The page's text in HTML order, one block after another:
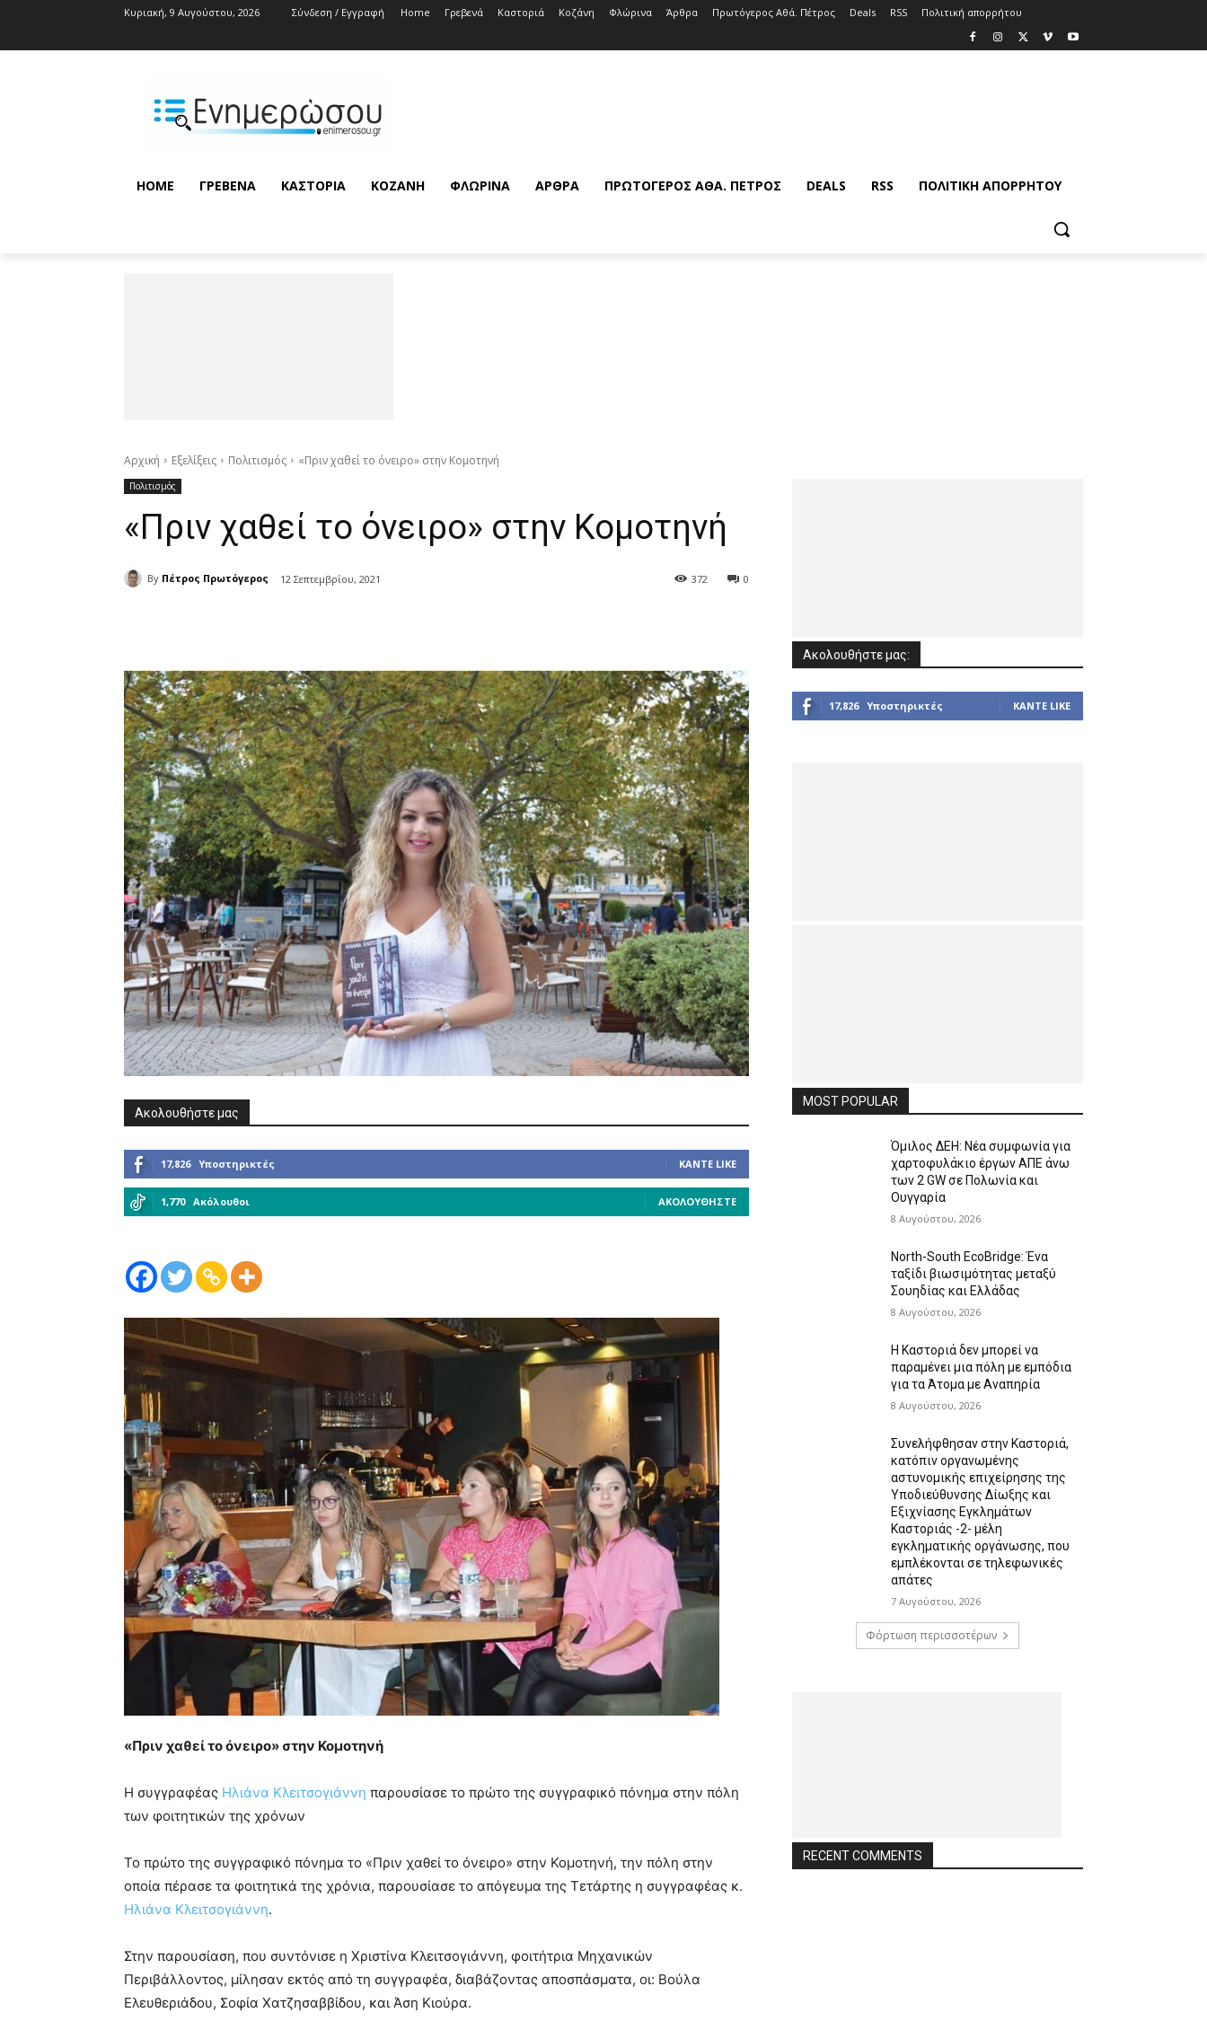
Κυριακή, 9 Αυγούστου, 2026 Σύνδεση / Εγγραφή Home Γρεβενά Καστοριά Κοζάνη Φλώρινα Άρθρα Πρωτόγερος Αθά. Πέτρος Deals RSS Πολιτική απορρήτου
HOME ΓΡΕΒΕΝΆ ΚΑΣΤΟΡΙΆ ΚΟΖΆΝΗ ΦΛΏΡΙΝΑ ΆΡΘΡΑ ΠΡΩΤΌΓΕΡΟΣ ΑΘΆ. ΠΈΤΡΟΣ DEALS RSS ΠΟΛΙΤΙΚΉ ΑΠΟΡΡΉΤΟΥ
Αρχική Εξελίξεις Πολιτισμός «Πριν χαθεί το όνειρο» στην Κομοτηνή
Πολιτισμός
«Πριν χαθεί το όνειρο» στην Κομοτηνή
By Πέτρος Πρωτόγερος 12 Σεπτεμβρίου, 2021 0
372
Ακολουθήστε μας
17,826 Υποστηρικτές ΚΆΝΤΕ LIKE
1,770 Ακόλουθοι ΑΚΟΛΟΥΘΉΣΤΕ
«Πριν χαθεί το όνειρο» στην Κομοτηνή
Η συγγραφέας Ηλιάνα Κλειτσογιάννη παρουσίασε το πρώτο της συγγραφικό πόνημα στην πόλη
των φοιτητικών της χρόνων
Το πρώτο της συγγραφικό πόνημα το «Πριν χαθεί το όνειρο» στην Κομοτηνή, την πόλη στην
οποία πέρασε τα φοιτητικά της χρόνια, παρουσίασε το απόγευμα της Τετάρτης η συγγραφέας κ.
Ηλιάνα Κλειτσογιάννη.
Στην παρουσίαση, που συντόνισε η Χριστίνα Κλειτσογιάννη, φοιτήτρια Μηχανικών
Περιβάλλοντος, μίλησαν εκτός από τη συγγραφέα, διαβάζοντας αποσπάσματα, οι: Βούλα
Ελευθεριάδου, Σοφία Χατζησαββίδου, και Άση Κιούρα.
Ακολουθήστε μας:
17,826 Υποστηρικτές ΚΆΝΤΕ LIKE
MOST POPULAR
Όμιλος ΔΕΗ: Νέα συμφωνία για
χαρτοφυλάκιο έργων ΑΠΕ άνω
των 2 GW σε Πολωνία και
Ουγγαρία
8 Αυγούστου, 2026
North-South EcoBridge: Ένα
ταξίδι βιωσιμότητας μεταξύ
Σουηδίας και Ελλάδας
8 Αυγούστου, 2026
Η Καστοριά δεν μπορεί να
παραμένει μια πόλη με εμπόδια
για τα Άτομα με Αναπηρία
8 Αυγούστου, 2026
Συνελήφθησαν στην Καστοριά,
κατόπιν οργανωμένης
αστυνομικής επιχείρησης της
Υποδιεύθυνσης Δίωξης και
Εξιχνίασης Εγκλημάτων
Καστοριάς -2- μέλη
εγκληματικής οργάνωσης, που
εμπλέκονται σε τηλεφωνικές
απάτες
7 Αυγούστου, 2026
Φόρτωση περισσοτέρων
RECENT COMMENTS